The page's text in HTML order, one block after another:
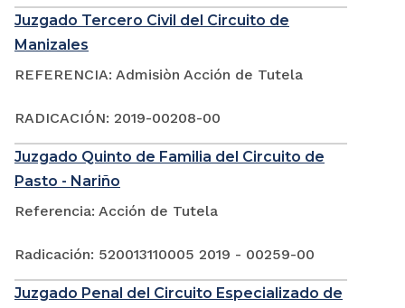
Juzgado Tercero Civil del Circuito de
Manizales
REFERENCIA: Admisiòn Acción de Tutela
RADICACIÓN: 2019-00208-00
Juzgado Quinto de Familia del Circuito de
Pasto - Nariño
Referencia: Acción de Tutela
Radicación: 520013110005 2019 - 00259-00
Juzgado Penal del Circuito Especializado de